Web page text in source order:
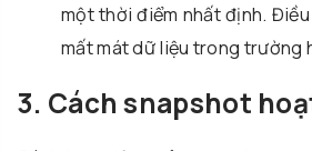
một thời điểm nhất định.
mất mát dữ liệu trong trường
3. Cách snapshot